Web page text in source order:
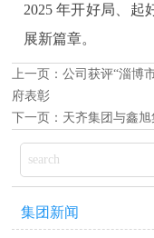
2025 年开好局、起
展新篇章。
上一页：公司获评“淄博
府表彰
下一页： 天齐集团与鑫
集团新闻